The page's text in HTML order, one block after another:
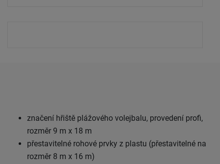
značení hřiště plážového volejbalu, provedení profi,
rozměr 9 m x 18 m
přestavitelné rohové prvky z plastu (přestavitelné na
rozměr 8 m x 16 m)